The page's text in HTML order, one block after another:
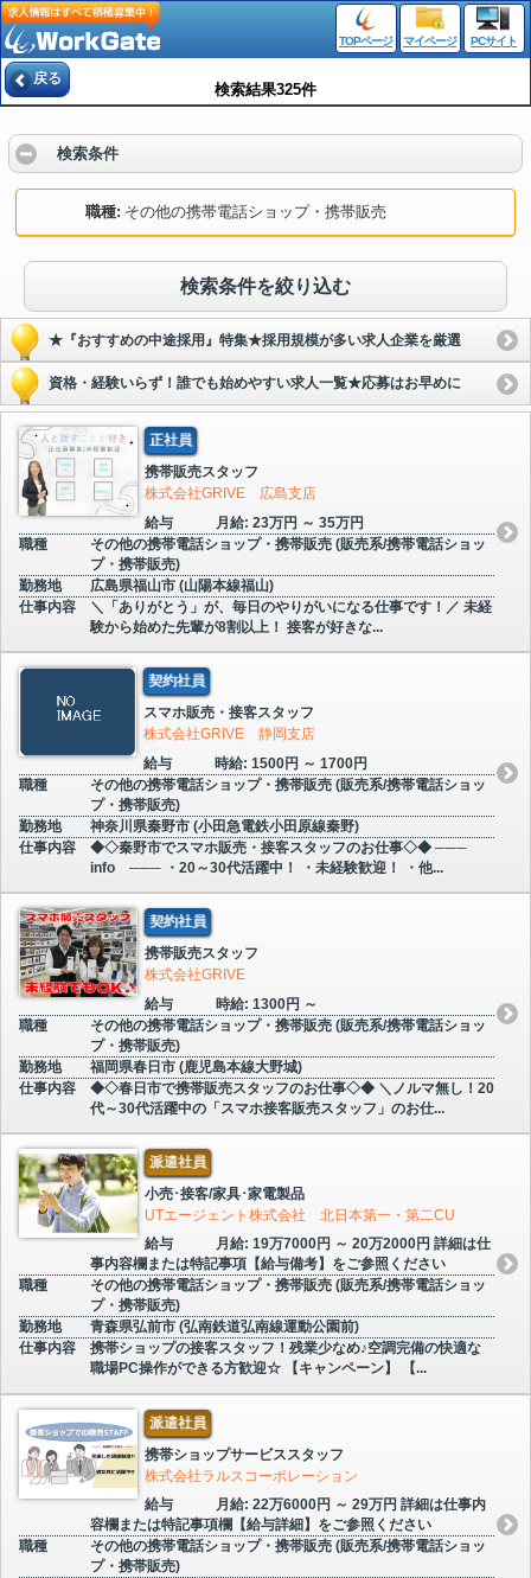
TOPページ マイページ PCサイト
戻る
検索結果325件
検索条件
職種 その他の携帯電話ショップ・携帯販売
検索条件を絞り込む
★『おすすめの中途採用』特集★採用規模が多い求人企業を厳選
資格・経験いらず！誰でも始めやすい求人一覧★応募はお早めに
正社員
携帯販売スタッフ
株式会社GRIVE 広島支店
給与
月給: 23万円 ～ 35万円
職種
その他の携帯電話ショップ・携帯販売 (販売系/携帯電話ショッ
プ・携帯販売)
勤務地
広島県福山市 (山陽本線福山)
仕事内容
＼「ありがとう」が、毎日のやりがいになる仕事です！／ 未経
験から始めた先輩が8割以上！ 接客が好きな...
契約社員
スマホ販売・接客スタッフ
株式会社GRIVE 静岡支店
給与
時給: 1500円 ～ 1700円
職種
その他の携帯電話ショップ・携帯販売 (販売系/携帯電話ショッ
プ・携帯販売)
勤務地
神奈川県秦野市 (小田急電鉄小田原線秦野)
仕事内容
◆◇秦野市でスマホ販売・接客スタッフのお仕事◇◆ ───
info ─── ・20～30代活躍中！ ・未経験歓迎！ ・他...
契約社員
携帯販売スタッフ
株式会社GRIVE
給与
時給: 1300円 ～
職種
その他の携帯電話ショップ・携帯販売 (販売系/携帯電話ショッ
プ・携帯販売)
勤務地
福岡県春日市 (鹿児島本線大野城)
仕事内容
◆◇春日市で携帯販売スタッフのお仕事◇◆ ＼ノルマ無し！20
代～30代活躍中の「スマホ接客販売スタッフ」のお仕...
派遣社員
小売･接客/家具･家電製品
UTエージェント株式会社 北日本第一・第二CU
給与
月給: 19万7000円 ～ 20万2000円 詳細は仕
事内容欄または特記事項【給与備考】をご参照ください
職種
その他の携帯電話ショップ・携帯販売 (販売系/携帯電話ショッ
プ・携帯販売)
勤務地
青森県弘前市 (弘南鉄道弘南線運動公園前)
仕事内容
携帯ショップの接客スタッフ！残業少なめ♪空調完備の快適な
職場PC操作ができる方歓迎☆ 【キャンペーン】 【...
派遣社員
携帯ショップサービススタッフ
株式会社ラルスコーポレーション
給与
月給: 22万6000円 ～ 29万円 詳細は仕事内
容欄または特記事項欄【給与詳細】をご参照ください
職種
その他の携帯電話ショップ・携帯販売 (販売系/携帯電話ショッ
プ・携帯販売)